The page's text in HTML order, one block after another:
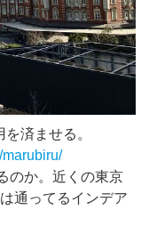
済ませる。
のか。近くの東京
通ってるインデア